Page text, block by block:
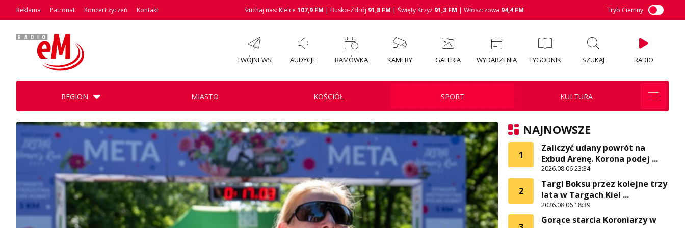
Reklama Patronat Koncert życzeń Kontakt Słuchaj nas: Kielce 107,9 FM | Busko-Zdrój 91,8 FM | Święty Krzyż 91,3 FM | Włoszczowa 94,4 FM Tryb Ciemny
TWÓJNEWS AUDYCJE RAMÓWKA KAMERY GALERIA WYDARZENIA TYGODNIK SZUKAJ RADIO
REGION MIASTO KOŚCIÓŁ SPORT KULTURA
NAJNOWSZE
1
Zaliczyć udany powrót na
Exbud Arenę. Korona podej ...
2026.08.06 23:34
2
Targi Boksu przez kolejne trzy
lata w Targach Kiel ...
2026.08.06 18:39
Gorące starcia Koroniarzy w